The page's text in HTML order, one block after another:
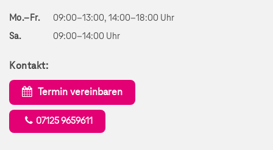
Mo.–Fr.
09:00–13:00, 14:00–18:00 Uhr
Sa.
09:00–14:00 Uhr
Kontakt:
Termin vereinbaren
07125 9659611